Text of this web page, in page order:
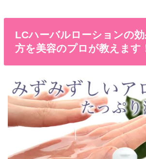
LCハーバルローションの
方を美容のプロが教えます